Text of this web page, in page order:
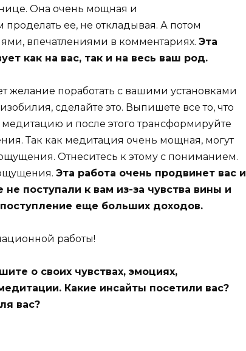
Она очень мощная и
ее, не откладывая. А потом
впечатлениями в комментариях. Эта
как на вас, так и на весь ваш род.
желание поработать с вашими установками
сделайте это. Выпишете все то, что
и после этого трансформируйте
Так как медитация очень мощная, могут
Отнеситесь к этому с пониманием.
Эта работа очень продвинет вас и
поступали к вам из-за чувства вины и
еще больших доходов.
работы!
о своих чувствах, эмоциях,
Какие инсайты посетили вас?
вас?